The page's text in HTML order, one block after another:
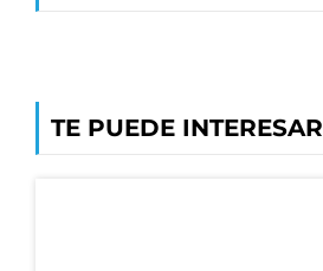
TE PUEDE INTERESAR